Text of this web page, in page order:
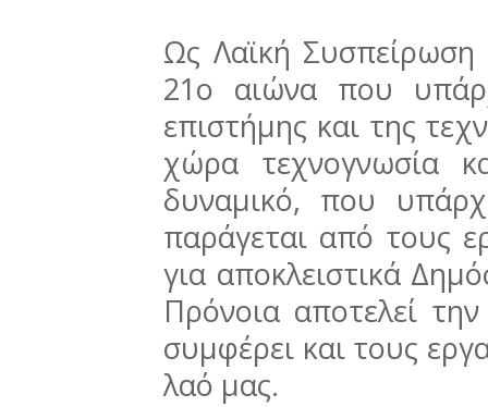
Ως Λαϊκή
21ο αιώνα που
επιστήμης και της
χώρα τεχνογνωσία
δυναμικό, που
παράγεται από τους
για αποκλειστικά
Πρόνοια αποτελεί
συμφέρει και τους
λαό μας.